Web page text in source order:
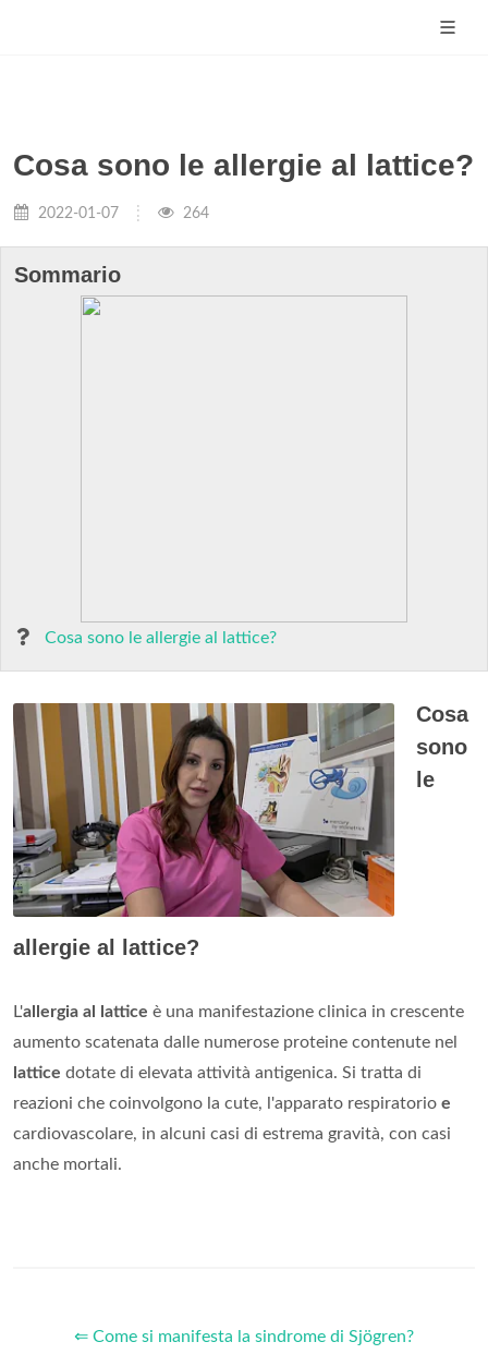
Cosa sono le allergie al lattice?
2022-01-07 264
Sommario
Cosa sono le allergie al lattice?
Cosa
sono
le
allergie al lattice?
L'allergia al lattice è una manifestazione clinica in crescente
aumento scatenata dalle numerose proteine contenute nel
lattice dotate di elevata attività antigenica. Si tratta di
reazioni che coinvolgono la cute, l'apparato respiratorio e
cardiovascolare, in alcuni casi di estrema gravità, con casi
anche mortali.
⇐ Come si manifesta la sindrome di Sjögren?